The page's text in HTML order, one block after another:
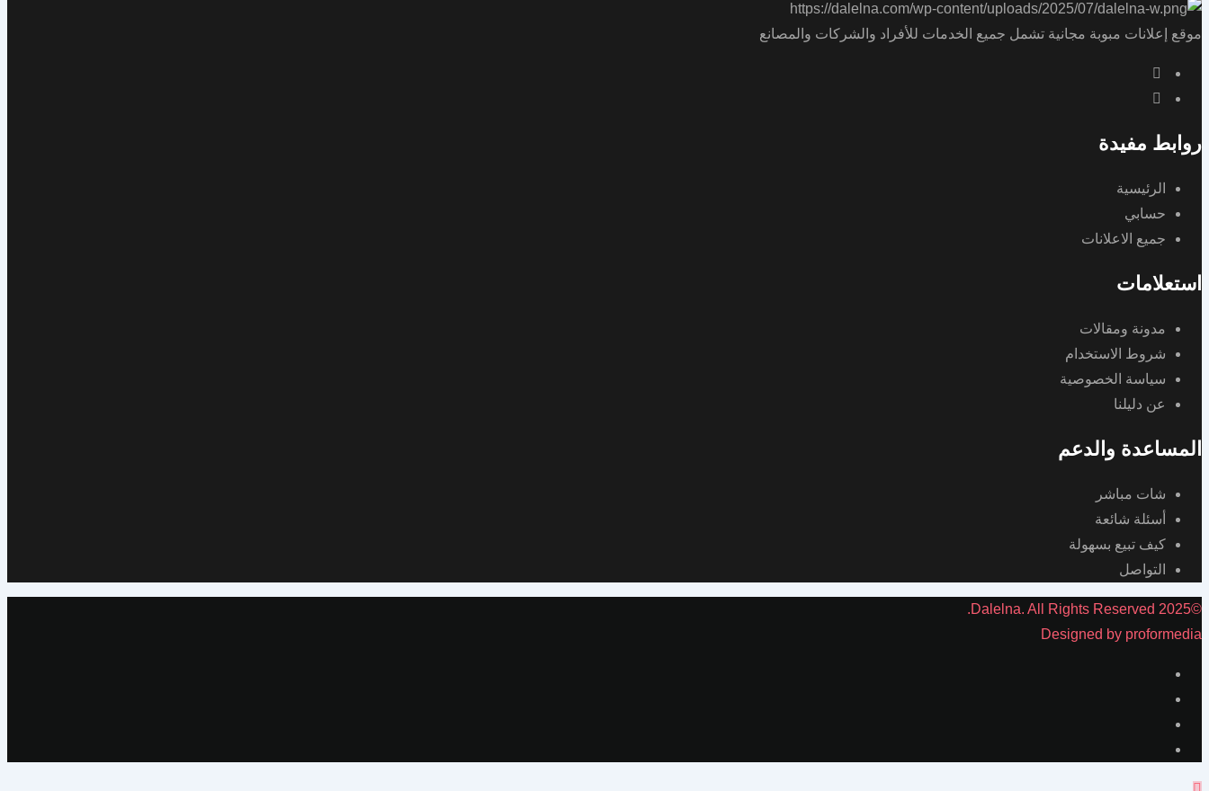
موقع إعلانات مبوبة مجانية تشمل جميع الخدمات للأفراد والشركات والمصانع
روابط مفيدة
الرئيسية
حسابي
جميع الاعلانات
استعلامات
مدونة ومقالات
شروط الاستخدام
سياسة الخصوصية
عن دليلنا
المساعدة والدعم
شات مباشر
أسئلة شائعة
كيف تبيع بسهولة
التواصل
©2025 Dalelna. All Rights Reserved.
Designed by proformedia